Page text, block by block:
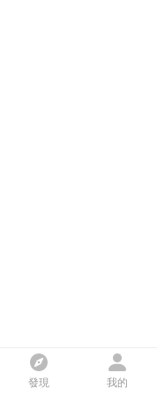
發現 我的